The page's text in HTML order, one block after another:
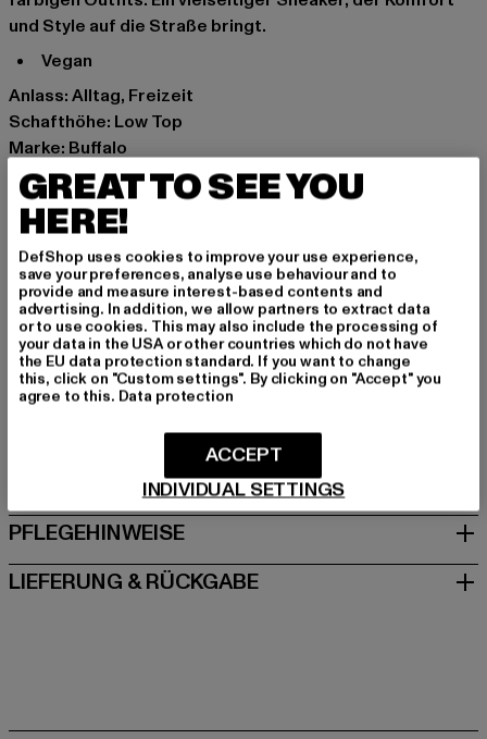
und Style auf die Straße bringt.
vegan
Anlass: Alltag, Freizeit
Schafthöhe: Low Top
Marke: Buffalo
Kat.: Sneakers Low
Farbe: weiß
Hersteller Farbe: white/grey
Obermaterial: sonstiges Material
Innenfutter: Textil
Art.Nr: 1636124-02517
Hersteller: Buffalo Boots GmbH |service-de@buffalo-
boots.com
Schanzenstraße 41 | 51063 Köln | DE
GRÖSSE & PASSFORM
PFLEGEHINWEISE
LIEFERUNG & RÜCKGABE
GREAT TO SEE YOU
HERE!
DefShop uses cookies to improve your use experience,
save your preferences, analyse use behaviour and to
provide and measure interest-based contents and
advertising. In addition, we allow partners to extract data
or to use cookies. This may also include the processing of
your data in the USA or other countries which do not have
the EU data protection standard. If you want to change
this, click on "Custom settings". By clicking on "Accept" you
agree to this. Data protection
INDIVIDUAL SETTINGS
ACCEPT